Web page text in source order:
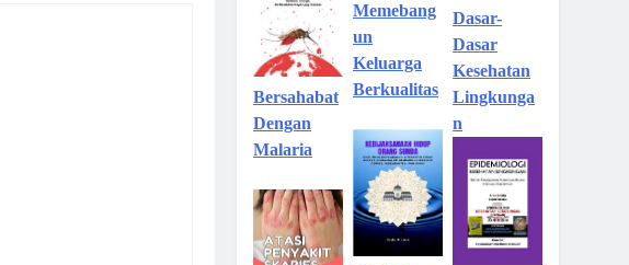
Bersahabat
Dengan
Malaria
Memebang
un
Keluarga
Berkualitas
Dasar-
Dasar
Kesehatan
Lingkunga
n